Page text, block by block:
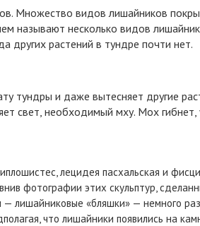
Множество видов лишайников
называют несколько видов
других растений в тундре почти нет.
тундры и даже вытесняет другие
свет, необходимый мху. Мох
лецидея пасхальская и
фотографии этих скульптур,
— лишайниковые «бляшки» — немного
что лишайники появились на